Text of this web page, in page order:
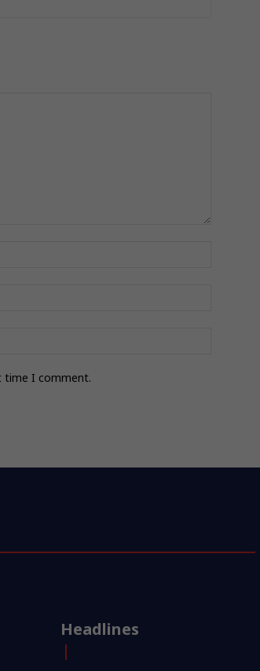
time I comment.
Headlines